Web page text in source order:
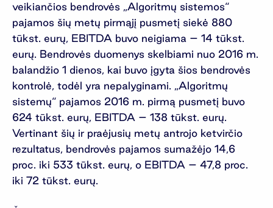
veikiančios bendrovės „Algoritmų sistemos“
pajamos šių metų pirmąjį pusmetį siekė 880
tūkst. eurų, EBITDA buvo neigiama – 14 tūkst.
eurų. Bendrovės duomenys skelbiami nuo 2016 m.
balandžio 1 dienos, kai buvo įgyta šios bendrovės
kontrolė, todėl yra nepalyginami. „Algoritmų
sistemų“ pajamos 2016 m. pirmą pusmetį buvo
624 tūkst. eurų, EBITDA – 138 tūkst. eurų.
Vertinant šių ir praėjusių metų antrojo ketvirčio
rezultatus, bendrovės pajamos sumažėjo 14,6
proc. iki 533 tūkst. eurų, o EBITDA – 47,8 proc.
iki 72 tūkst. eurų.